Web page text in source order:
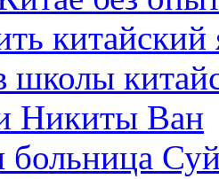
школы
Никиты Ван